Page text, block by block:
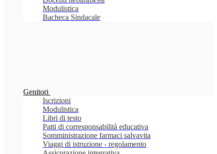
Modulistica
Bacheca Sindacale
Genitori
Iscrizioni
Modulistica
Libri di testo
Patti di corresponsabilità educativa
Somministrazione farmaci salvavita
Viaggi di istruzione - regolamento